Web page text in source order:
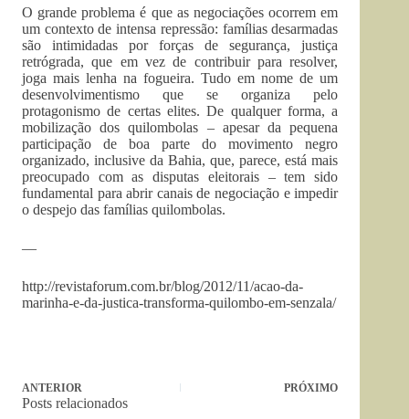
O grande problema é que as negociações ocorrem em
um contexto de intensa repressão: famílias desarmadas
são intimidadas por forças de segurança, justiça
retrógrada, que em vez de contribuir para resolver,
joga mais lenha na fogueira. Tudo em nome de um
desenvolvimentismo que se organiza pelo
protagonismo de certas elites. De qualquer forma, a
mobilização dos quilombolas – apesar da pequena
participação de boa parte do movimento negro
organizado, inclusive da Bahia, que, parece, está mais
preocupado com as disputas eleitorais – tem sido
fundamental para abrir canais de negociação e impedir
o despejo das famílias quilombolas.
—
http://revistaforum.com.br/blog/2012/11/acao-da-
marinha-e-da-justica-transforma-quilombo-em-senzala/
ANTERIOR PRÓXIMO
Posts relacionados